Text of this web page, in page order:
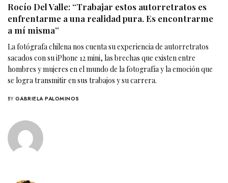
Rocío Del Valle: “Trabajar estos autorretratos es
enfrentarme a una realidad pura. Es encontrarme
a mí misma”
La fotógrafa chilena nos cuenta su experiencia de autorretratos
sacados con su iPhone 12 mini, las brechas que existen entre
hombres y mujeres en el mundo de la fotografía y la emoción que
se logra transmitir en sus trabajos y su carrera.
BY GABRIELA PALOMINOS